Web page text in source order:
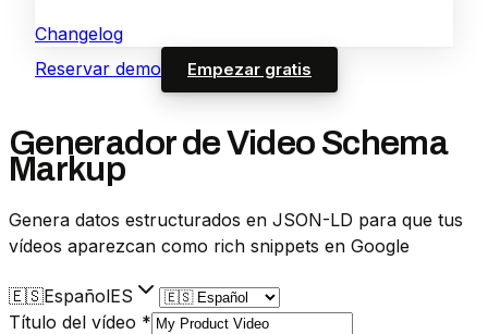
Changelog
Reservar demo
Empezar gratis
Generador de Video Schema
Markup
Genera datos estructurados en JSON-LD para que tus
vídeos aparezcan como rich snippets en Google
🇪🇸EspañolES
Título del vídeo *